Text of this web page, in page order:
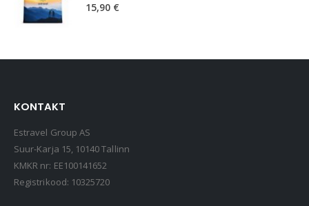
15,90 €
KONTAKT
Estravel Group AS
Suur-Karja 15, 10140 Tallinn
KMKR nr: EE100141652
Registrikood: 10325720